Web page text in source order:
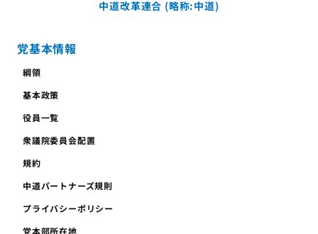
中道改革連合 (略称:中道)
党基本情報
綱領
基本政策
役員一覧
衆議院委員会配置
規約
中道パートナーズ規則
プライバシーポリシー
党本部所在地